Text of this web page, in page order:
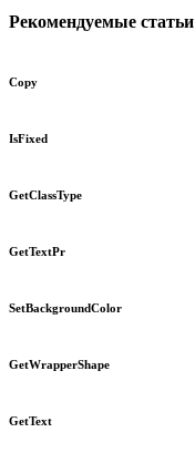
Рекомендуемые статьи
Copy
IsFixed
GetClassType
GetTextPr
SetBackgroundColor
GetWrapperShape
GetText